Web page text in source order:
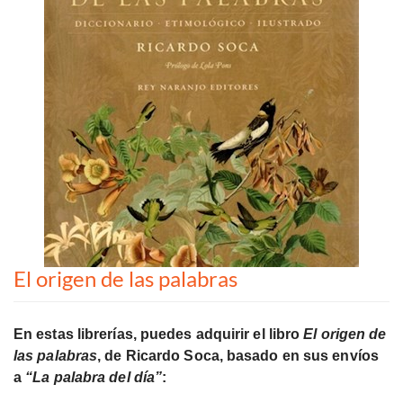
El origen de las palabras
En estas librerías, puedes adquirir el libroEl origen de
las palabras, de Ricardo Soca, basado en sus envíos
a “La palabra del día”: